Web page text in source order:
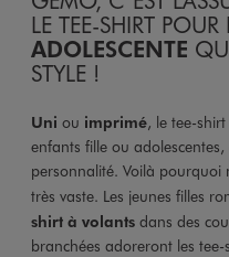
LE TEE-SHIRT
ADOLESCENTE
STYLE !
Uni ou imprimé, le tee-shirt
enfants fille ou
personnalité. Voilà pourquoi
très vaste. Les jeunes filles
shirt à volantsdans des
branchées adoreront les tee-